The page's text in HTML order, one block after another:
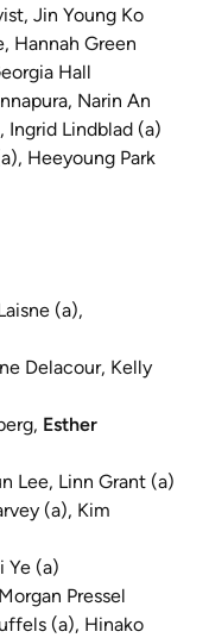
Jin Young Ko
Hannah Green
Hall
Narin An
Ingrid Lindblad (a)
Heeyoung Park
(a),
Delacour, Kelly
Esther
Lee, Linn Grant (a)
(a), Kim
Ye (a)
Pressel
(a), Hinako